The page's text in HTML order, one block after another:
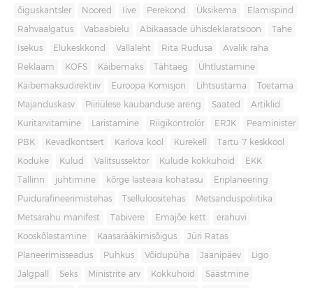
õiguskantsler Noored Iive Perekond Üksikema Elamispind
Rahvaalgatus Vabaabielu Abikaasade ühisdeklaratsioon Tahe
Isekus Elukeskkond Vallaleht Rita Rudusa Avalik raha
Reklaam KOFS Käibemaks Tähtaeg Ühtlustamine
Käibemaksudirektiiv Euroopa Komisjon Lihtsustama Toetama
Majanduskasv Piiriülese kaubanduse areng Saated Artiklid
Kuritarvitamine Laristamine Riigikontrolör ERJK Peaminister
PBK Kevadkontsert Karlova kool Kurekell Tartu 7 keskkool
Koduke Kulud Valitsussektor Kulude kokkuhoid EKK
Tallinn juhtimine kõrge lasteaia kohatasu Eriplaneering
Puidurafineerimistehas Tselluloositehas Metsanduspoliitika
Metsarahu manifest Tabivere Emajõe kett erahuvi
Kooskõlastamine Kaasarääkimisõigus Jüri Ratas
Planeerimisseadus Puhkus Võidupüha Jaanipäev Ligo
Jalgpall Seks Ministrite arv Kokkuhoid Säästmine